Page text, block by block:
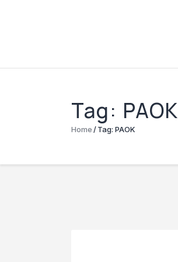
Tag: PAOK
Home Tag: PAOK